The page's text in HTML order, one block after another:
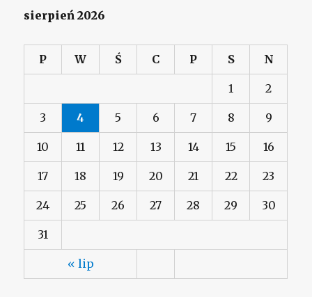
sierpień 2026
P W Ś C P S N
« lip
1 2
3 4 5 6 7 8 9
10 11 12 13 14 15 16
17 18 19 20 21 22 23
24 25 26 27 28 29 30
31